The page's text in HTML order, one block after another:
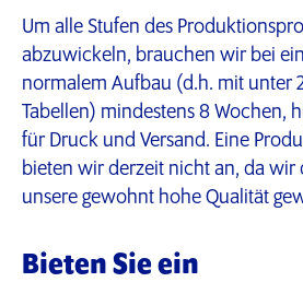
Um alle Stufen des
abzuwickeln, brauchen wir bei
normalem Aufbau (d.h. mit unter
Tabellen) mindestens 8 Wochen,
für Druck und Versand. Eine
bieten wir derzeit nicht an, da
unsere gewohnt hohe Qualität
Bieten Sie ein